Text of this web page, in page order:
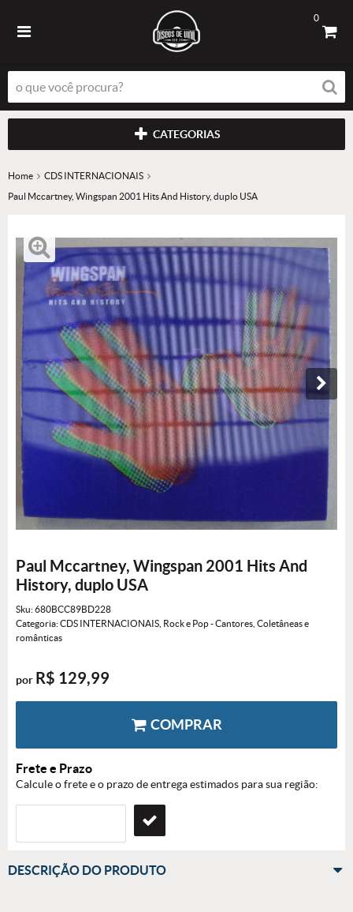
0
CATEGORIAS
Home
CDS INTERNACIONAIS
Paul Mccartney, Wingspan 2001 Hits And History, duplo USA
Paul Mccartney, Wingspan 2001 Hits And
History, duplo USA
Sku:680BCC89BD228
Categoria:CDS INTERNACIONAIS Rock e Pop - Cantores Coletâneas e
românticas
por R$ 129,99
COMPRAR
Frete e Prazo
Calcule o frete e o prazo de entrega estimados para sua região:
DESCRIÇÃO DO PRODUTO